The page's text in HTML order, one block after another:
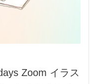
Zoom イラス